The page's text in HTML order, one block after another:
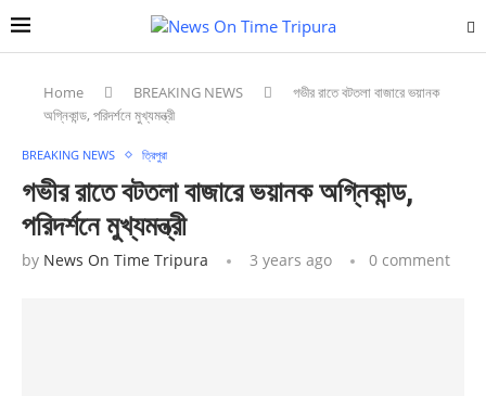
Home BREAKING NEWS
গভীর রাতে বটতলা বাজারে ভয়ানক
অগ্নিকান্ড, পরিদর্শনে মুখ্যমন্ত্রী
BREAKING NEWS ত্রিপুরা
গভীর রাতে বটতলা বাজারে ভয়ানক অগ্নিকান্ড,
পরিদর্শনে মুখ্যমন্ত্রী
by News On Time Tripura 3 years ago 0 comment